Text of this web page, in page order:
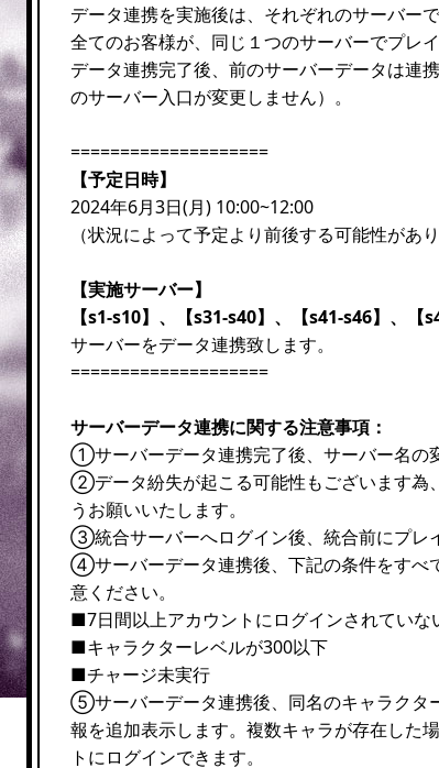
データ連携を実施後は、それぞれのサーバー
全てのお客様が、同じ１つのサーバーでプレ
データ連携完了後、前のサーバーデータは連
のサーバー入口が変更しません）。
====================
【予定日時】
2024年6月3日(月) 10:00~12:00
（状況によって予定より前後する可能性があり
【実施サーバー】
【s1-s10】、【s31-s40】、【s41-s46】、【
サーバーをデータ連携致します。
====================
サーバーデータ連携に関する注意事項：
①サーバーデータ連携完了後、サーバー名の
②データ紛失が起こる可能性もございます為
うお願いいたします。
③統合サーバーへログイン後、統合前にプレ
④サーバーデータ連携後、下記の条件をすべ
意ください。
■7日間以上アカウントにログインされていな
■キャラクターレベルが300以下
■チャージ未実行
⑤サーバーデータ連携後、同名のキャラクタ
報を追加表示します。複数キャラが存在した
トにログインできます。